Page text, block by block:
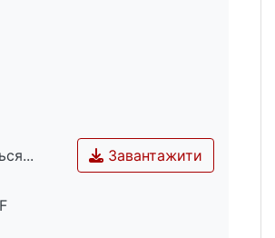
Завантажити